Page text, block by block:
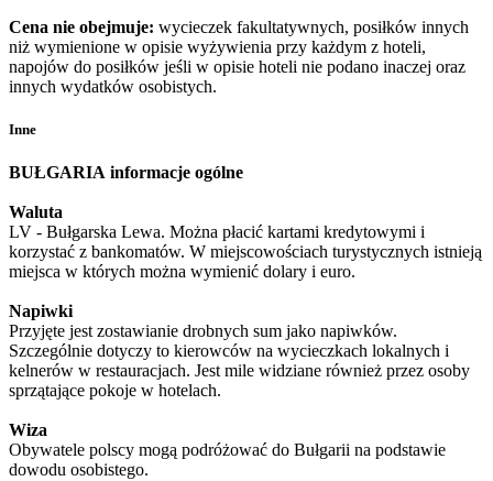
Cena nie obejmuje: wycieczek fakultatywnych, posiłków innych
niż wymienione w opisie wyżywienia przy każdym z hoteli,
napojów do posiłków jeśli w opisie hoteli nie podano inaczej oraz
innych wydatków osobistych.
Inne
BUŁGARIA informacje ogólne
Waluta
LV - Bułgarska Lewa. Można płacić kartami kredytowymi i
korzystać z bankomatów. W miejscowościach turystycznych istnieją
miejsca w których można wymienić dolary i euro.
Napiwki
Przyjęte jest zostawianie drobnych sum jako napiwków.
Szczególnie dotyczy to kierowców na wycieczkach lokalnych i
kelnerów w restauracjach. Jest mile widziane również przez osoby
sprzątające pokoje w hotelach.
Wiza
Obywatele polscy mogą podróżować do Bułgarii na podstawie
dowodu osobistego.